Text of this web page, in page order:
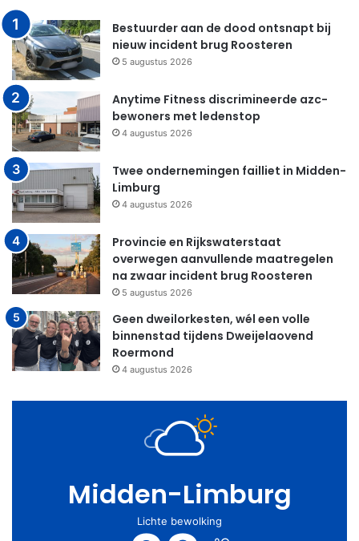
Bestuurder aan de dood ontsnapt bij
nieuw incident brug Roosteren
5 augustus 2026
Anytime Fitness discrimineerde azc-
bewoners met ledenstop
4 augustus 2026
Twee ondernemingen failliet in Midden-
Limburg
4 augustus 2026
Provincie en Rijkswaterstaat
overwegen aanvullende maatregelen
na zwaar incident brug Roosteren
5 augustus 2026
Geen dweilorkesten, wél een volle
binnenstad tijdens Dweijelaovend
Roermond
4 augustus 2026
Midden-Limburg
Lichte bewolking